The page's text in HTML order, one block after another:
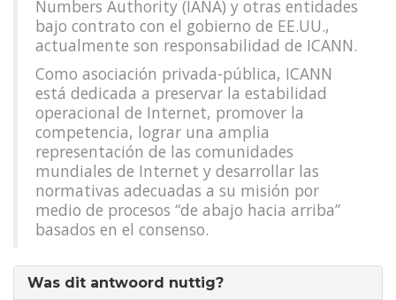
Numbers Authority (IANA) y otras entidades
bajo contrato con el gobierno de EE.UU.,
actualmente son responsabilidad de ICANN.
Como asociación privada-pública, ICANN
está dedicada a preservar la estabilidad
operacional de Internet, promover la
competencia, lograr una amplia
representación de las comunidades
mundiales de Internet y desarrollar las
normativas adecuadas a su misión por
medio de procesos “de abajo hacia arriba”
basados en el consenso.
Was dit antwoord nuttig?